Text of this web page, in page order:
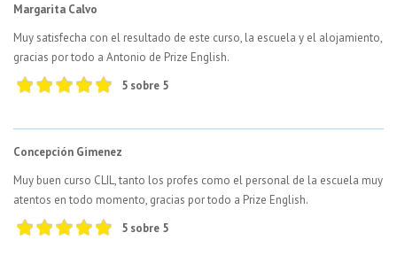
Margarita Calvo
Muy satisfecha con el resultado de este curso, la escuela y el alojamiento,
gracias por todo a Antonio de Prize English.
5 sobre 5
Concepción Gimenez
Muy buen curso CLIL, tanto los profes como el personal de la escuela muy
atentos en todo momento, gracias por todo a Prize English.
5 sobre 5